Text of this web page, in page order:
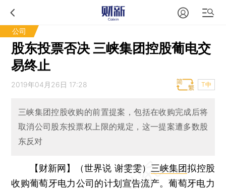
公司
股东投票否决 三峡集团控股葡电交
易终止
2019年04月26日 17:28 T中
三峡集团控股收购的前置提案，包括在收购完成后将
取消公司股东投票权上限的规定，这一提案遭多数股
东反对
【财新网】（世界说 谢雯雯） 三峡集团拟控股
收购葡萄牙电力公司的计划宣告流产。葡萄牙电力